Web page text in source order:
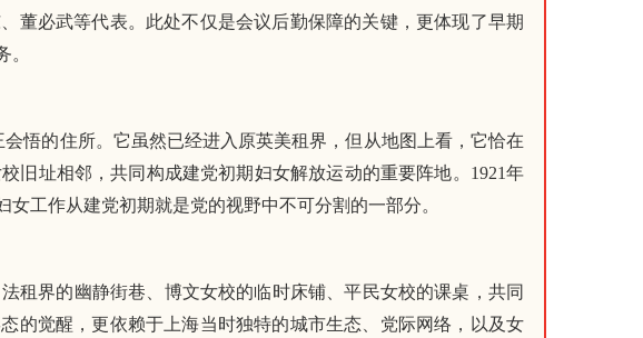
董必武等代表。此处不仅是会议后勤保障的关键，更体现了早期
悟的住所。它虽然已经进入原英美租界，但从地图上看，它恰在
旧址相邻，共同构成建党初期妇女解放运动的重要阵地。1921年
工作从建党初期就是党的视野中不可分割的一部分。
租界的幽静街巷、博文女校的临时床铺、平民女校的课桌，共同
的觉醒，更依赖于上海当时独特的城市生态、党际网络，以及女